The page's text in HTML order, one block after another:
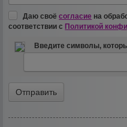
Даю своёсогласие на
соответствии с Политикой
Введите символы,